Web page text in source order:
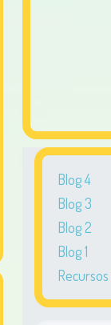
Blog 4
Blog 3
Blog 2
Blog 1